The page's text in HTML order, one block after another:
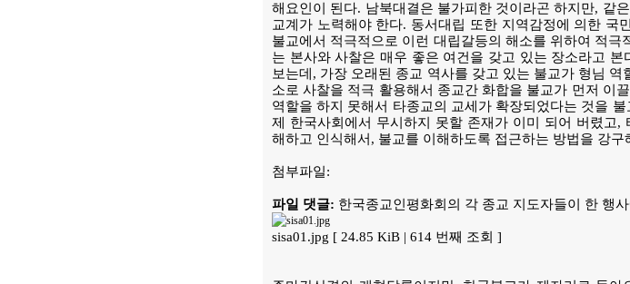
해요인이 된다. 남북대결은 불가피한 것이라곤 하지만, 같
교계가 노력해야 한다. 동서대립 또한 지역감정에 의한 국
불교에서 적극적으로 이런 대립갈등의 해소를 위하여 적
는 본사와 사찰은 매우 좋은 여건을 갖고 있는 장소라고
보는데, 가장 오래된 종교 역사를 갖고 있는 불교가 형님
소로 사찰을 적극 활용해서 종교간 화합을 불교가 먼저 이
역할을 하지 못해서 타종교의 교세가 확장되었다는 것을
제 한국사회에서 무시하지 못할 존재가 이미 되어 버렸고,
해하고 인식해서, 불교를 이해하도록 접근하는 방법을 강구
첨부파일:
파일 댓글: 한국종교인평화회의 각 종교 지도자들이 한 행
sisa01.jpg [ 24.85 KiB | 614 번째 조회 ]